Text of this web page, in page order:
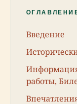
Введение
работы,